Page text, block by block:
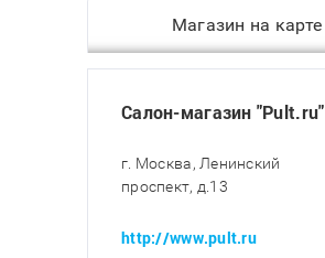
Магазин на карте
Салон-магазин "Pult.ru"
г. Москва, Ленинский
проспект, д.13
http://www.pult.ru